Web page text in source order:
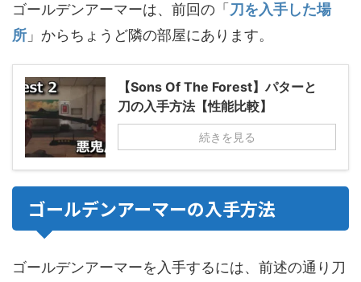
ゴールデンアーマーは、前回の「 刀を入手した場
所 」からちょうど隣の部屋にあります。
【Sons Of The Forest】パターと
刀の入手方法【性能比較】
続きを見る
ゴールデンアーマーの入手方法
ゴールデンアーマーを入手するには、前述の通り刀